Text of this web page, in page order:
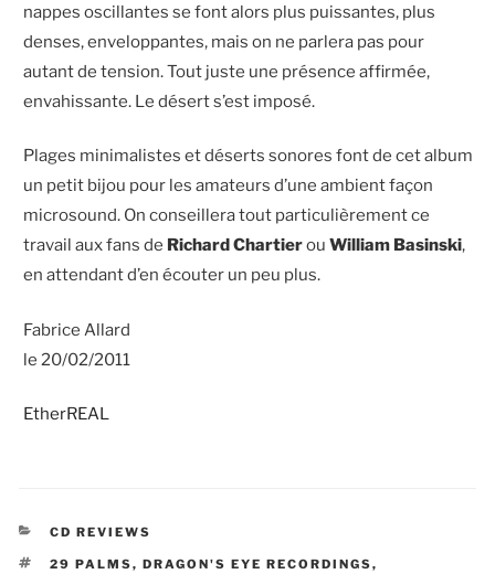
nappes oscillantes se font alors plus puissantes, plus
denses, enveloppantes, mais on ne parlera pas pour
autant de tension. Tout juste une présence affirmée,
envahissante. Le désert s’est imposé.
Plages minimalistes et déserts sonores font de cet album
un petit bijou pour les amateurs d’une ambient façon
microsound. On conseillera tout particulièrement ce
travail aux fans de Richard ChartierouWilliam Basinski,
en attendant d’en écouter un peu plus.
Fabrice Allard
le 20/02/2011
EtherREAL
CATEGORIES
CD REVIEWS
TAGS
29 PALMS, DRAGON'S EYE RECORDINGS,